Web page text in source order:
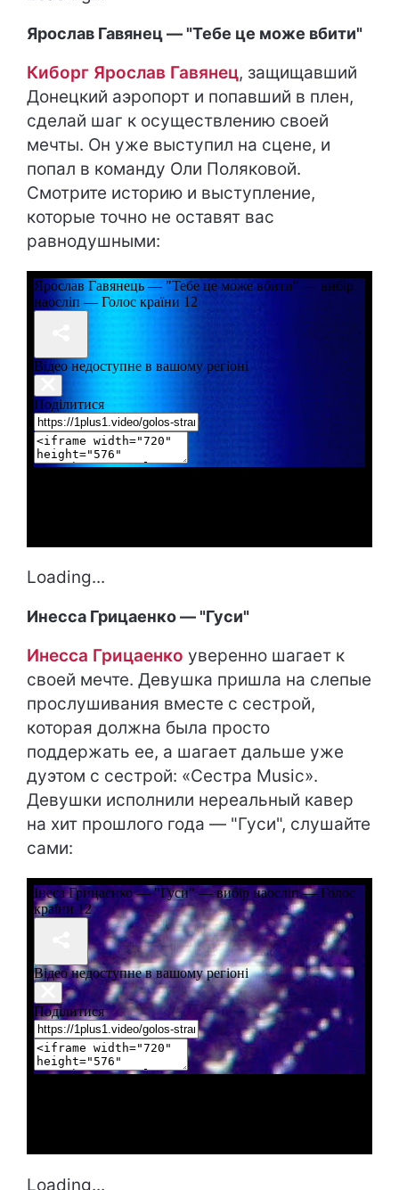
Ярослав Гавянец — "Тебе це може вбити"
Киборг Ярослав Гавянец, защищавший
Донецкий аэропорт и попавший в плен,
сделай шаг к осуществлению своей
мечты. Он уже выступил на сцене, и
попал в команду Оли Поляковой.
Смотрите историю и выступление,
которые точно не оставят вас
равнодушными:
Loading...
Инесса Грицаенко — "Гуси"
Инесса Грицаенко уверенно шагает к
своей мечте. Девушка пришла на слепые
прослушивания вместе с сестрой,
которая должна была просто
поддержать ее, а шагает дальше уже
дуэтом с сестрой: «Сестра Music».
Девушки исполнили нереальный кавер
на хит прошлого года — "Гуси", слушайте
сами:
Loading...